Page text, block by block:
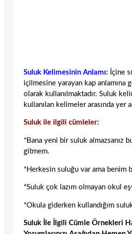
Suluk Kelimesinin Anlamı: İçine
içilmesine yarayan kap anlamına
olarak kullanılmaktadır. Suluk
kullanılan kelimeler arasında yer
Suluk ile ilgili cümleler:
*Bana yeni bir suluk almazsanız
gitmem.
*Herkesin suluğu var ama benim
*Suluk çok lazım olmayan okul
*Okula giderken kullandığım
Suluk İle İlgili Cümle Örnekleri